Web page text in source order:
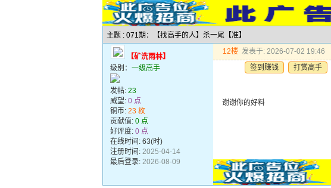
主题 : 071期：【找高手的人】杀一尾【准】
【矿洗雨林】
级别： 一级高手
发帖: 23
威望: 0 点
铜币: 23 枚
贡献值: 0 点
好评度: 0 点
在线时间: 63(时)
注册时间: 2025-04-14
最后登录: 2026-08-09
12楼 发表于: 2026-07-02 19:46
签到赚钱
打赏高手
谢谢你的好料